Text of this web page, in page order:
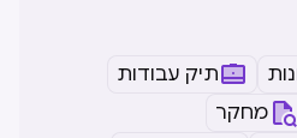
תיק עבודות
מחקר